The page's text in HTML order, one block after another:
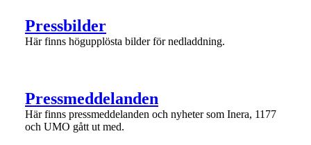
1 av 1
Pressbilder
Här finns högupplösta bilder för nedladdning.
1 av 1
Pressmeddelanden
Här finns pressmeddelanden och nyheter som Inera, 1177
och UMO gått ut med.